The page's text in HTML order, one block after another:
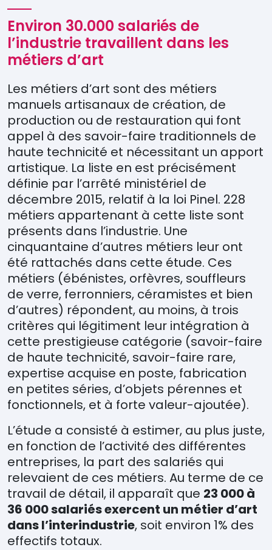
Environ 30.000 salariés de
l’industrie travaillent dans les
métiers d’art
Les métiers d’art sont des métiers
manuels artisanaux de création, de
production ou de restauration qui font
appel à des savoir-faire traditionnels de
haute technicité et nécessitant un apport
artistique. La liste en est précisément
définie par l’arrêté ministériel de
décembre 2015, relatif à la loi Pinel. 228
métiers appartenant à cette liste sont
présents dans l’industrie. Une
cinquantaine d’autres métiers leur ont
été rattachés dans cette étude. Ces
métiers (ébénistes, orfèvres, souffleurs
de verre, ferronniers, céramistes et bien
d’autres) répondent, au moins, à trois
critères qui légitiment leur intégration à
cette prestigieuse catégorie (savoir-faire
de haute technicité, savoir-faire rare,
expertise acquise en poste, fabrication
en petites séries, d’objets pérennes et
fonctionnels, et à forte valeur-ajoutée).
L’étude a consisté à estimer, au plus juste,
en fonction de l’activité des différentes
entreprises, la part des salariés qui
relevaient de ces métiers. Au terme de ce
travail de détail, il apparaît que 23 000 à
36 000 salariés exercent un métier d’art
dans l’interindustrie, soit environ 1% des
effectifs totaux.